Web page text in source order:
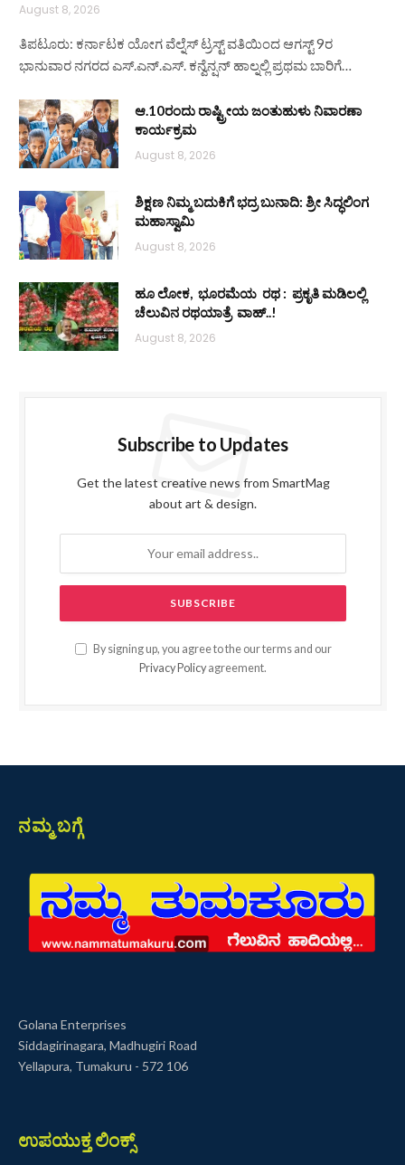
August 8, 2026
ತಿಪಟೂರು: ಕರ್ನಾಟಕ ಯೋಗ ವೆಲ್ನೆಸ್ ಟ್ರಸ್ಟ್ ವತಿಯಿಂದ ಆಗಸ್ಟ್ 9ರ
ಭಾನುವಾರ ನಗರದ ಎಸ್.ಎನ್.ಎಸ್. ಕನ್ವೆನ್ಷನ್ ಹಾಲ್ನಲ್ಲಿ ಪ್ರಥಮ ಬಾರಿಗೆ…
ಆ.10ರಂದು ರಾಷ್ಟ್ರೀಯ ಜಂತುಹುಳು ನಿವಾರಣಾ
ಕಾರ್ಯಕ್ರಮ
August 8, 2026
ಶಿಕ್ಷಣ ನಿಮ್ಮ ಬದುಕಿಗೆ ಭದ್ರ ಬುನಾದಿ: ಶ್ರೀ ಸಿದ್ಧಲಿಂಗ
ಮಹಾಸ್ವಾಮಿ
August 8, 2026
ಹೂ ಲೋಕ, ಭೂರಮೆಯ ರಥ : ಪ್ರಕೃತಿ ಮಡಿಲಲ್ಲಿ
ಚೆಲುವಿನ ರಥಯಾತ್ರೆ ವಾಹ್..!
August 8, 2026
Subscribe to Updates
Get the latest creative news from SmartMag
about art & design.
By signing up, you agree to the our terms and our
Privacy Policy agreement.
ನಮ್ಮ ಬಗ್ಗೆ
Golana Enterprises
Siddagirinagara, Madhugiri Road
Yellapura, Tumakuru - 572 106
ಉಪಯುಕ್ತ ಲಿಂಕ್ಸ್